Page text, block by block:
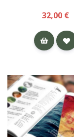
32,00 €